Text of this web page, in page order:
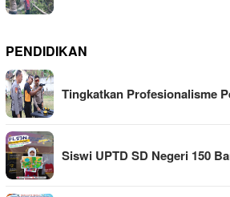
PENDIDIKAN
Tingkatkan Profesionalisme
Siswi UPTD SD Negeri 150